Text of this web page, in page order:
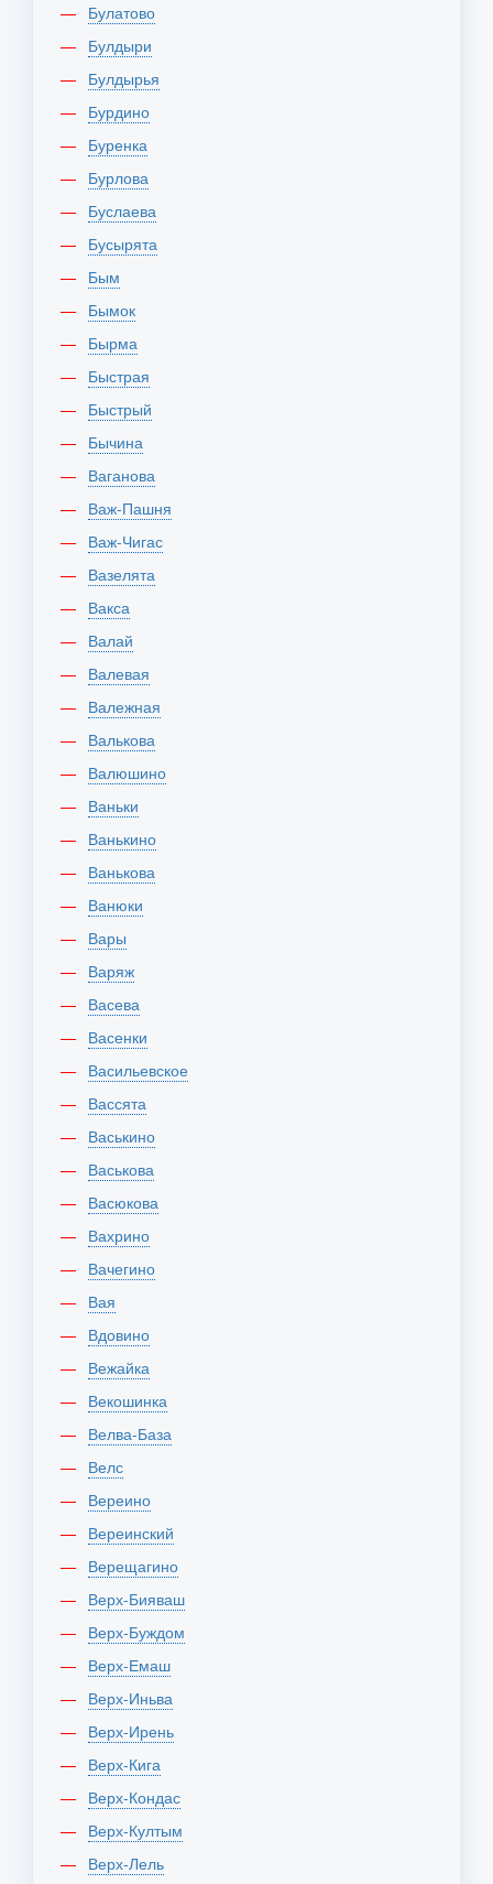
Булатово
Булдыри
Булдырья
Бурдино
Буренка
Бурлова
Буслаева
Бусырята
Бым
Бымок
Бырма
Быстрая
Быстрый
Бычина
Ваганова
Важ-Пашня
Важ-Чигас
Вазелята
Вакса
Валай
Валевая
Валежная
Валькова
Валюшино
Ваньки
Ванькино
Ванькова
Ванюки
Вары
Варяж
Васева
Васенки
Васильевское
Вассята
Васькино
Васькова
Васюкова
Вахрино
Вачегино
Вая
Вдовино
Вежайка
Векошинка
Велва-База
Велс
Вереино
Вереинский
Верещагино
Верх-Бияваш
Верх-Буждом
Верх-Емаш
Верх-Иньва
Верх-Ирень
Верх-Кига
Верх-Кондас
Верх-Култым
Верх-Лель